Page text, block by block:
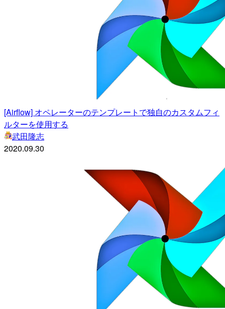
[Airflow] オペレーターのテンプレートで独自のカスタムフィ
ルターを使用する
武田隆志
2020.09.30